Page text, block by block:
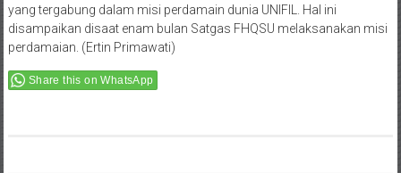
GeneralSandeep Bajaj ditengah ratusan personel Militer dan Sipil
yang tergabung dalam misi perdamain dunia UNIFIL. Hal ini
disampaikan disaat enam bulan Satgas FHQSU melaksanakan misi